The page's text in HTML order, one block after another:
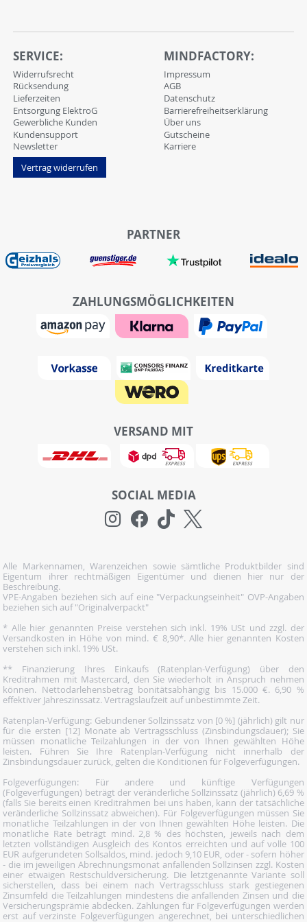
SERVICE:
Widerrufsrecht
Rücksendung
Lieferzeiten
Entsorgung ElektroG
Gewerbliche Kunden
Kundensupport
Newsletter
Vertrag widerrufen
MINDFACTORY:
Impressum
AGB
Datenschutz
Barrierefreiheitserklärung
Über uns
Gutscheine
Karriere
PARTNER
ZAHLUNGSMÖGLICHKEITEN
VERSAND MIT
SOCIAL MEDIA
Alle Markennamen, Warenzeichen sowie sämtliche Produktbilder sind
Eigentum ihrer rechtmäßigen Eigentümer und dienen hier nur der
Beschreibung.
VPE-Angaben beziehen sich auf eine "Verpackungseinheit" OVP-Angaben
beziehen sich auf "Originalverpackt"
* Alle hier genannten Preise verstehen sich inkl. 19% USt und zzgl. der
Versandkosten in Höhe von mind. € 8,90*. Alle hier genannten Kosten
verstehen sich inkl. 19% USt.
** Finanzierung Ihres Einkaufs (Ratenplan-Verfügung) über den
Kreditrahmen mit Mastercard, den Sie wiederholt in Anspruch nehmen
können. Nettodarlehensbetrag bonitätsabhängig bis 15.000 €. 6,90 %
effektiver Jahreszinssatz. Vertragslaufzeit auf unbestimmte Zeit.
Ratenplan-Verfügung: Gebundener Sollzinssatz von [0 %] (jährlich) gilt nur
für die ersten [12] Monate ab Vertragsschluss (Zinsbindungsdauer); Sie
müssen monatliche Teilzahlungen in der von Ihnen gewählten Höhe
leisten. Führen Sie Ihre Ratenplan-Verfügung nicht innerhalb der
Zinsbindungsdauer zurück, gelten die Konditionen für Folgeverfügungen.
Folgeverfügungen: Für andere und künftige Verfügungen
(Folgeverfügungen) beträgt der veränderliche Sollzinssatz (jährlich) 6,69 %
(falls Sie bereits einen Kreditrahmen bei uns haben, kann der tatsächliche
veränderliche Sollzinssatz abweichen). Für Folgeverfügungen müssen Sie
monatliche Teilzahlungen in der von Ihnen gewählten Höhe leisten. Die
monatliche Rate beträgt mind. 2,8 % des höchsten, jeweils nach dem
letzten vollständigen Ausgleich des Kontos erreichten und auf volle 100
EUR aufgerundeten Sollsaldos, mind. jedoch 9,10 EUR, oder - sofern höher
- die im jeweiligen Abrechnungsmonat anfallenden Sollzinsen zzgl. Kosten
einer etwaigen Restschuldversicherung. Die letztgenannte Variante soll
sicherstellen, dass bei einem nach Vertragsschluss stark gestiegenen
Zinsumfeld die Teilzahlungen mindestens die anfallenden Zinsen und die
Versicherungsprämie abdecken. Zahlungen für Folgeverfügungen werden
erst auf verzinste Folgeverfügungen angerechnet, bei unterschiedlichen